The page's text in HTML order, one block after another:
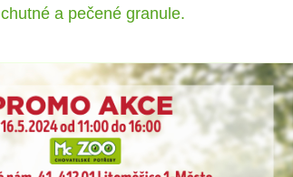
a pečené granule.